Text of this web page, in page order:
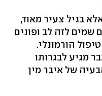
לא בעיה שמתגלה בגיל 20 אלא בגיל צעיר מאוד,
שמים לזה לב ופונים
הורמונלי.
מגיע לבגרותו
של איבר מין